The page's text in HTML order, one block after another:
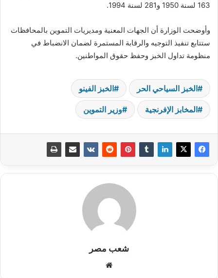
163 لسنة 1950 و281 لسنة 1994.
وأوضحت الوزارة أن الجهات المعنية ومديريات التموين بالمحافظات
ستتابع تنفيذ التوجيه والرقابة المستمرة لضمان الانضباط في
منظومة تداول الخبز وحفظ حقوق المواطنين.
الخبز السياحي الحر الخبز الفينو
المخابز الإفرنجية وزير التموين
شعب مصر